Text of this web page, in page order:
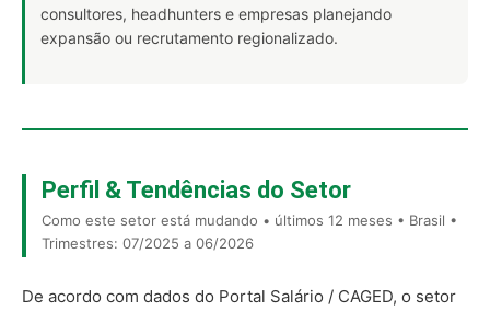
consultores, headhunters e empresas planejando
expansão ou recrutamento regionalizado.
Perfil & Tendências do Setor
Como este setor está mudando • últimos 12 meses • Brasil •
Trimestres: 07/2025 a 06/2026
De acordo com dados do Portal Salário / CAGED, o setor